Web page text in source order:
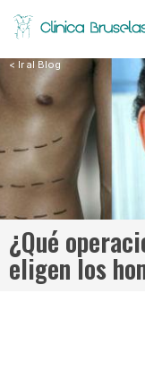
< Ir al Blog
¿Qué
eligen los